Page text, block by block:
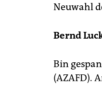
Neuwahl
Bernd
Bin
(AZAFD).